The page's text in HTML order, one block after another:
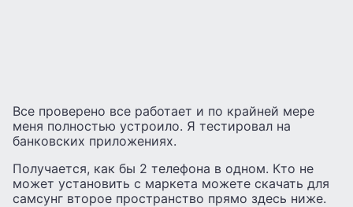
Все проверено все работает и по крайней мере
меня полностью устроило. Я тестировал на
банковских приложениях.
Получается, как бы 2 телефона в одном. Кто не
может установить с маркета можете скачать для
самсунг второе пространство прямо здесь ниже.